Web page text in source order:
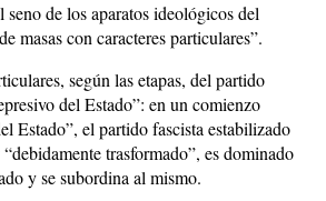
seno de los aparatos ideológicos del
masas con caracteres particulares”.
según las etapas, del partido
del Estado”: en un comienzo
Estado”, el partido fascista estabilizado
trasformado”, es dominado
y se subordina al mismo.